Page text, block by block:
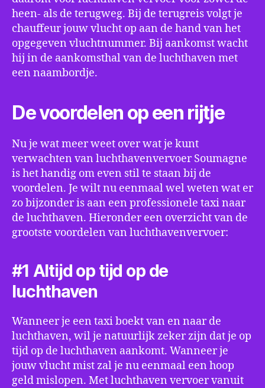
heen- als de terugweg. Bij de terugreis volgt je
chauffeur jouw vlucht op aan de hand van het
opgegeven vluchtnummer. Bij aankomst wacht
hij in de aankomsthal van de luchthaven met
een naambordje.
De voordelen op een rijtje
Nu je wat meer weet over wat je kunt
verwachten van luchthavenvervoer Soumagne
is het handig om even stil te staan bij de
voordelen. Je wilt nu eenmaal wel weten wat er
zo bijzonder is aan een professionele taxi naar
de luchthaven. Hieronder een overzicht van de
grootste voordelen van luchthavenvervoer:
#1 Altijd op tijd op de
luchthaven
Wanneer je een taxi boekt van en naar de
luchthaven, wil je natuurlijk zeker zijn dat je op
tijd op de luchthaven aankomt. Wanneer je
jouw vlucht mist zal je nu eenmaal een hoop
geld mislopen. Met luchthaven vervoer vanuit